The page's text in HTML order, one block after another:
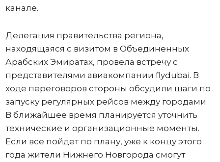
канале.
Делегация правительства региона,
находящаяся с визитом в Объединенных
Арабских Эмиратах, провела встречу с
представителями авиакомпании flydubai. В
ходе переговоров стороны обсудили шаги по
запуску регулярных рейсов между городами.
В ближайшее время планируется уточнить
технические и организационные моменты.
Если все пойдет по плану, уже к концу этого
года жители Нижнего Новгорода смогут